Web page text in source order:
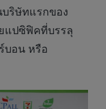
บริษัทแรกของ
แปซิฟิคที่บรรลุ
บอน หรือ